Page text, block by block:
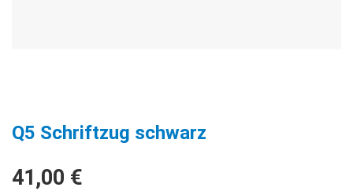
Q5 Schriftzug schwarz
41,00 €